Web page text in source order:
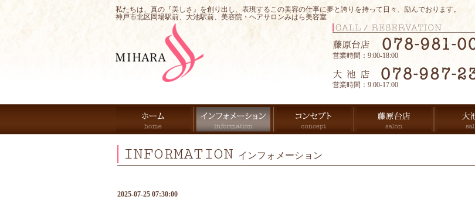
私たちは、真の『美しさ』を創り出し、表現するこの美容の仕事に夢と誇りを持って日々、励んでおります。
神戸市北区岡場駅前、大池駅前、美容院・ヘアサロンみはら美容室
営業時間：9:00-18:00
営業時間：9:00-17:00
INFORMATION インフォメーション
2025-07-25 07:30:00